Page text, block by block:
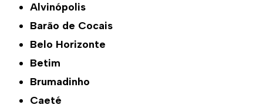
Alvinópolis
Barão de Cocais
Belo Horizonte
Betim
Brumadinho
Caeté